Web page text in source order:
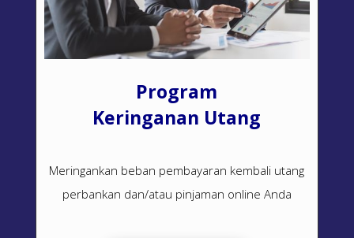
Program
Keringanan Utang
Meringankan beban pembayaran kembali utang
perbankan dan/atau pinjaman online Anda